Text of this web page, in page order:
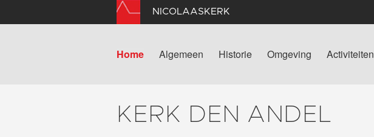
NICOLAASKERK
Home Algemeen Historie Omgeving Activiteiten
KERK DEN ANDEL